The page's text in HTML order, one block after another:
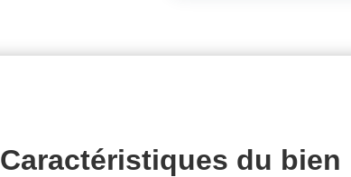
Caractéristiques du bien